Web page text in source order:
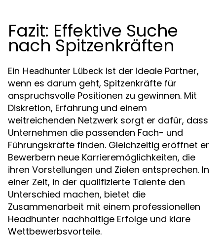
Fazit: Effektive Suche
nach Spitzenkräften
Ein Headhunter Lübeck ist der ideale Partner,
wenn es darum geht, Spitzenkräfte für
anspruchsvolle Positionen zu gewinnen. Mit
Diskretion, Erfahrung und einem
weitreichenden Netzwerk sorgt er dafür, dass
Unternehmen die passenden Fach- und
Führungskräfte finden. Gleichzeitig eröffnet er
Bewerbern neue Karrieremöglichkeiten, die
ihren Vorstellungen und Zielen entsprechen. In
einer Zeit, in der qualifizierte Talente den
Unterschied machen, bietet die
Zusammenarbeit mit einem professionellen
Headhunter nachhaltige Erfolge und klare
Wettbewerbsvorteile.